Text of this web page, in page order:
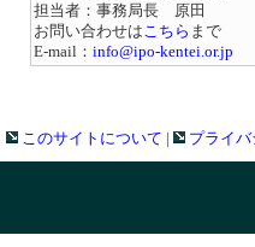
担当者：事務局長 原田
お問い合わせは こちら まで
E-mail： info@ipo-kentei.or.jp
このサイトについて プライ